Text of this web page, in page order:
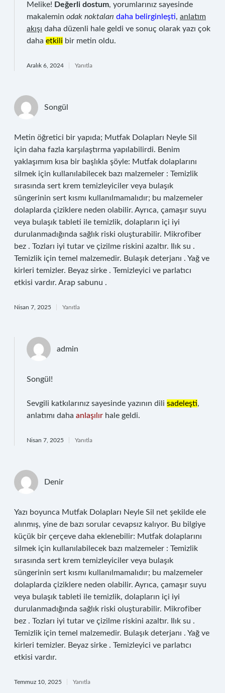
Melike! Değerli dostum, yorumlarınız sayesinde
makalemin odak noktaları daha belirginleşti, anlatım
akışı daha düzenli hale geldi ve sonuç olarak yazı çok
daha etkili bir metin oldu.
Aralık 6, 2024 Yanıtla
Songül
Metin öğretici bir yapıda; Mutfak Dolapları Neyle Sil
için daha fazla karşılaştırma yapılabilirdi. Benim
yaklaşımım kısa bir başlıkla şöyle: Mutfak dolaplarını
silmek için kullanılabilecek bazı malzemeler : Temizlik
sırasında sert krem temizleyiciler veya bulaşık
süngerinin sert kısmı kullanılmamalıdır; bu malzemeler
dolaplarda çiziklere neden olabilir. Ayrıca, çamaşır suyu
veya bulaşık tableti ile temizlik, dolapların içi iyi
durulanmadığında sağlık riski oluşturabilir. Mikrofiber
bez . Tozları iyi tutar ve çizilme riskini azaltır. Ilık su .
Temizlik için temel malzemedir. Bulaşık deterjanı . Yağ ve
kirleri temizler. Beyaz sirke . Temizleyici ve parlatıcı
etkisi vardır. Arap sabunu .
Nisan 7, 2025 Yanıtla
admin
Songül!
Sevgili katkılarınız sayesinde yazının dili sadeleşti,
anlatımı daha anlaşılır hale geldi.
Nisan 7, 2025 Yanıtla
Denir
Yazı boyunca Mutfak Dolapları Neyle Sil net şekilde ele
alınmış, yine de bazı sorular cevapsız kalıyor. Bu bilgiye
küçük bir çerçeve daha eklenebilir: Mutfak dolaplarını
silmek için kullanılabilecek bazı malzemeler : Temizlik
sırasında sert krem temizleyiciler veya bulaşık
süngerinin sert kısmı kullanılmamalıdır; bu malzemeler
dolaplarda çiziklere neden olabilir. Ayrıca, çamaşır suyu
veya bulaşık tableti ile temizlik, dolapların içi iyi
durulanmadığında sağlık riski oluşturabilir. Mikrofiber
bez . Tozları iyi tutar ve çizilme riskini azaltır. Ilık su .
Temizlik için temel malzemedir. Bulaşık deterjanı . Yağ ve
kirleri temizler. Beyaz sirke . Temizleyici ve parlatıcı
etkisi vardır.
Temmuz 10, 2025 Yanıtla